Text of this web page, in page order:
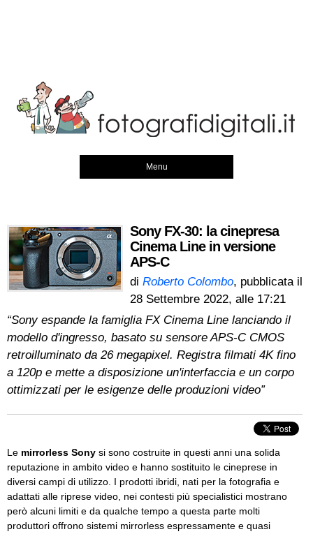
Menu
Sony FX-30: la cinepresa
Cinema Line in versione
APS-C
di Roberto Colombo, pubblicata il
28 Settembre 2022, alle 17:21
“Sony espande la famiglia FX Cinema Line lanciando il
modello d'ingresso, basato su sensore APS-C CMOS
retroilluminato da 26 megapixel. Registra filmati 4K fino
a 120p e mette a disposizione un'interfaccia e un corpo
ottimizzati per le esigenze delle produzioni video”
Le mirrorless Sony si sono costruite in questi anni una solida
reputazione in ambito video e hanno sostituito le cineprese in
diversi campi di utilizzo. I prodotti ibridi, nati per la fotografia e
adattati alle riprese video, nei contesti più specialistici mostrano
però alcuni limiti e da qualche tempo a questa parte molti
produttori offrono sistemi mirrorless espressamente e quasi